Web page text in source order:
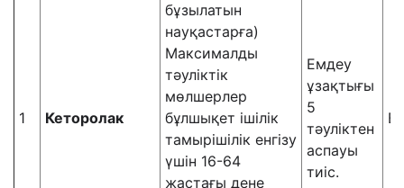
1 Кеторолак
бұзылатын
науқастарға)
Максималды
тәуліктік
мөлшерлер
бұлшықет ішілік
тамырішілік енгізу
үшін 16-64
жастағы дене
Емдеу
ұзақтығы
5
тәуліктен
аспауы
тиіс.
В